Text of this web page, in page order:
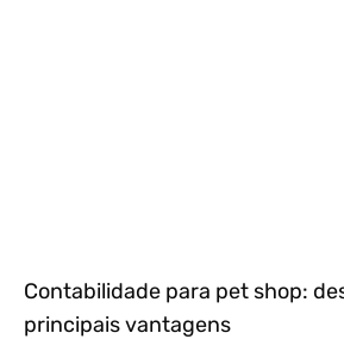
Contabilidade para pet shop:
principais vantagens